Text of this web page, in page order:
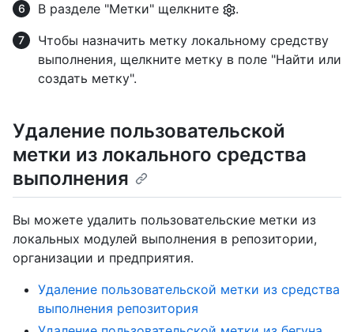
В разделе "Метки" щелкните
.
Чтобы назначить метку локальному средству
выполнения, щелкните метку в поле "Найти или
создать метку".
Удаление пользовательской
метки из локального средства
выполнения
Вы можете удалить пользовательские метки из
локальных модулей выполнения в репозитории,
организации и предприятия.
Удаление пользовательской метки из средства
выполнения репозитория